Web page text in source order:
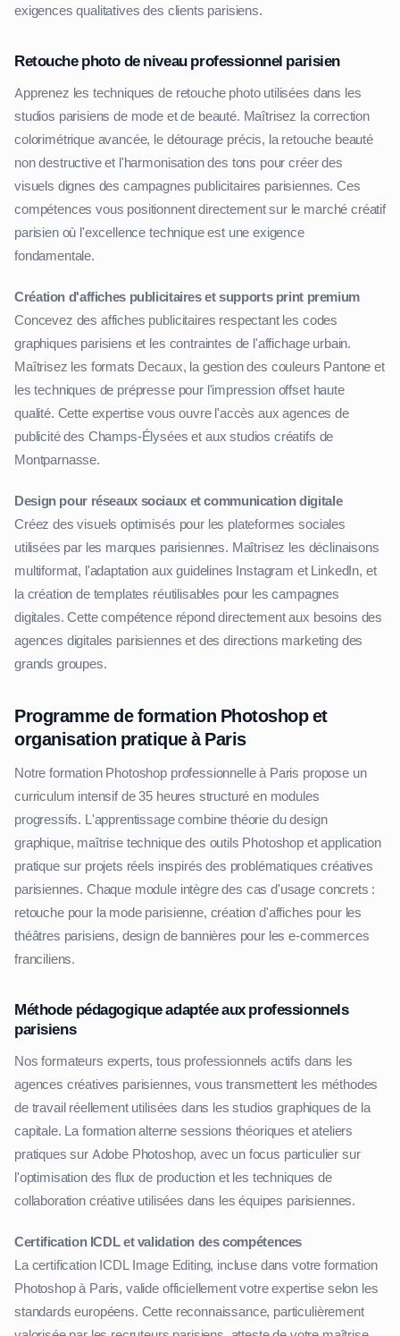
exigences qualitatives des clients parisiens.
Retouche photo de niveau professionnel parisien
Apprenez les techniques de retouche photo utilisées dans les
studios parisiens de mode et de beauté. Maîtrisez la correction
colorimétrique avancée, le détourage précis, la retouche beauté
non destructive et l'harmonisation des tons pour créer des
visuels dignes des campagnes publicitaires parisiennes. Ces
compétences vous positionnent directement sur le marché créatif
parisien où l'excellence technique est une exigence
fondamentale.
Création d'affiches publicitaires et supports print premium
Concevez des affiches publicitaires respectant les codes
graphiques parisiens et les contraintes de l'affichage urbain.
Maîtrisez les formats Decaux, la gestion des couleurs Pantone et
les techniques de prépresse pour l'impression offset haute
qualité. Cette expertise vous ouvre l'accès aux agences de
publicité des Champs-Élysées et aux studios créatifs de
Montparnasse.
Design pour réseaux sociaux et communication digitale
Créez des visuels optimisés pour les plateformes sociales
utilisées par les marques parisiennes. Maîtrisez les déclinaisons
multiformat, l'adaptation aux guidelines Instagram et LinkedIn, et
la création de templates réutilisables pour les campagnes
digitales. Cette compétence répond directement aux besoins des
agences digitales parisiennes et des directions marketing des
grands groupes.
Programme de formation Photoshop et
organisation pratique à Paris
Notre formation Photoshop professionnelle à Paris propose un
curriculum intensif de 35 heures structuré en modules
progressifs. L'apprentissage combine théorie du design
graphique, maîtrise technique des outils Photoshop et application
pratique sur projets réels inspirés des problématiques créatives
parisiennes. Chaque module intègre des cas d'usage concrets :
retouche pour la mode parisienne, création d'affiches pour les
théâtres parisiens, design de bannières pour les e-commerces
franciliens.
Méthode pédagogique adaptée aux professionnels
parisiens
Nos formateurs experts, tous professionnels actifs dans les
agences créatives parisiennes, vous transmettent les méthodes
de travail réellement utilisées dans les studios graphiques de la
capitale. La formation alterne sessions théoriques et ateliers
pratiques sur Adobe Photoshop, avec un focus particulier sur
l'optimisation des flux de production et les techniques de
collaboration créative utilisées dans les équipes parisiennes.
Certification ICDL et validation des compétences
La certification ICDL Image Editing, incluse dans votre formation
Photoshop à Paris, valide officiellement votre expertise selon les
standards européens. Cette reconnaissance, particulièrement